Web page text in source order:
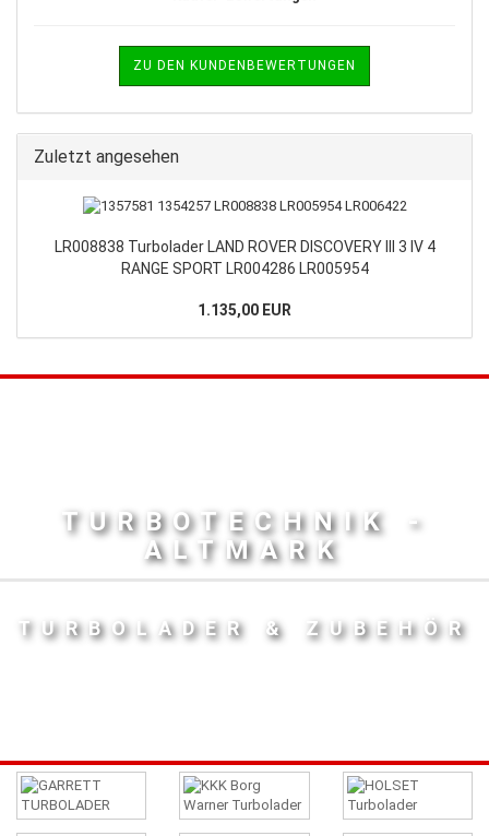
ZU DEN KUNDENBEWERTUNGEN
Zuletzt angesehen
LR008838 Turbolader LAND ROVER DISCOVERY III 3 IV 4
RANGE SPORT LR004286 LR005954
1.135,00 EUR
TURBOTECHNIK -
ALTMARK
TURBOLADER & ZUBEHÖR